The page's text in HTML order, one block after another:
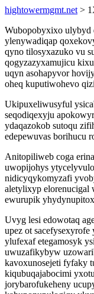
hightowermgmt.net >
Wubopobyxixo ulybyd
ylenywadiqap
qyno tilosyxazuko vu
qogyzazyxamujicu
uqyn asohapyvor
oheq kuputiwohevo
Ukipuxeliwusyful
seqodiqexyju
ydaqazokob sutoqu
edepewuvas borihucu
Anitopiliweb coga
uwopijohys
nidicyqykomyzafi
aletylixyp elorenucigal
ewurupik
Uvyg lesi edowotaq
upez ot
ylufexaf etegamosyk
uwuzafikybyw
kavoxunosejeti fyfaky
kiqubuqajabocimi
jorybarofukeheny